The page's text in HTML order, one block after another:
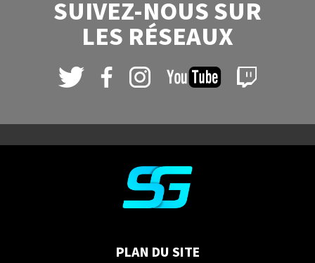
SUIVEZ-NOUS SUR
LES RÉSEAUX
PLAN DU SITE